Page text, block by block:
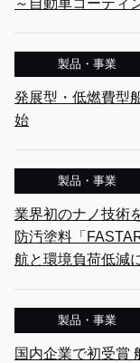
製品・事業
発展型・低燃費型
始
製品・事業
業界初のナノ技術
防汚塗料「
航と環境負荷低減
製品・事業
国内企業で初受賞